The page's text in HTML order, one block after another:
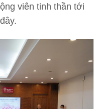
viên tinh thần tới